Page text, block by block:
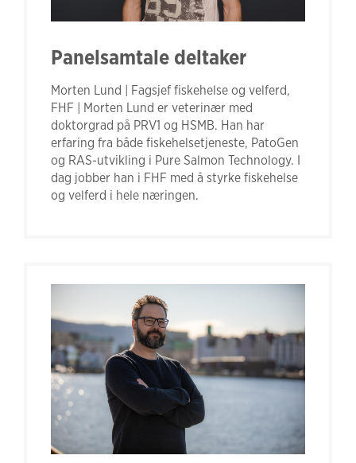
Panelsamtale deltaker
Morten Lund | Fagsjef fiskehelse og velferd,
FHF | Morten Lund er veterinær med
doktorgrad på PRV1 og HSMB. Han har
erfaring fra både fiskehelsetjeneste, PatoGen
og RAS-utvikling i Pure Salmon Technology. I
dag jobber han i FHF med å styrke fiskehelse
og velferd i hele næringen.